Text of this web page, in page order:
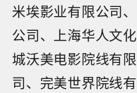
米埃影业有限公司
公司、上海华人文
城沃美电影院线有
司、完美世界院线